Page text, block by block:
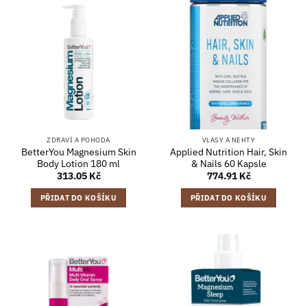
ZDRAVÍ A POHODA
BetterYou Magnesium Skin
Body Lotion 180 ml
313.05 Kč
PŘIDAT DO KOŠÍKU
VLASY A NEHTY
Applied Nutrition Hair, Skin
& Nails 60 Kapsle
774.91Kč
PŘIDAT DO KOŠÍKU